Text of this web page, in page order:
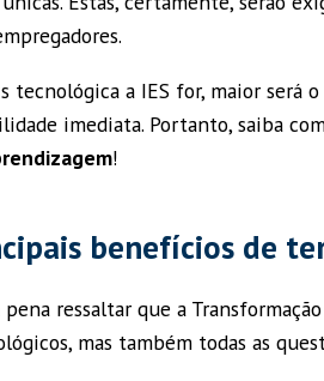
tecnológica a IES for, maior será
imediata. Portanto, saiba
!
benefícios de
ressaltar que a
mas também todas as